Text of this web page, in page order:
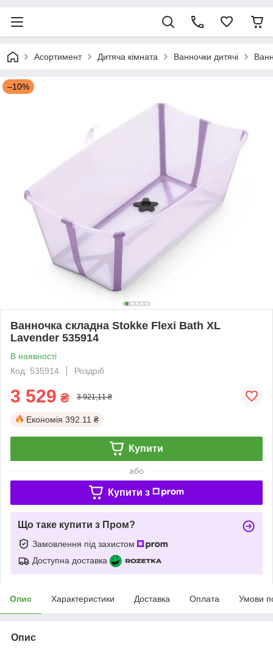
Асортимент Дитяча кімната Ванночки дитячі
–10%
Ванночка складна Stokke Flexi Bath XL
Lavender 535914
В наявності
Код: 535914
Роздріб
3 529 ₴ 3 921,11 ₴
Економія 392.11 ₴
Купити
або
Купити з
Що таке купити з Пром?
Замовлення під захистом
Доступна доставка
Опис Характеристики Доставка Оплата Умови
Опис